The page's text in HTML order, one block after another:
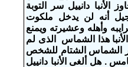
الأنبا دانييل سر التوبة
أنه لن يدخل ملكوت
قرايبه وأهله وعشيرته ويمنع
هذا الشماس الذى لم
الشماس الشتام للشخص
. هل ألغى الأنبا دانييل